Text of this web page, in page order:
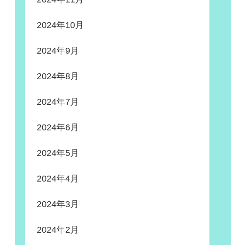
2024年10月
2024年9月
2024年8月
2024年7月
2024年6月
2024年5月
2024年4月
2024年3月
2024年2月